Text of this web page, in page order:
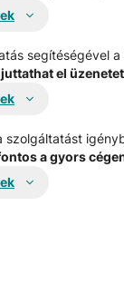
segítéségével a
el üzenetet
szolgáltatást
a gyors